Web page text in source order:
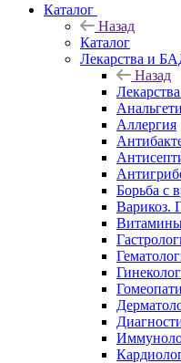
Каталог
Назад
Каталог
Лекарства и
Назад
Аллергия
Борьба с
Варикоз.